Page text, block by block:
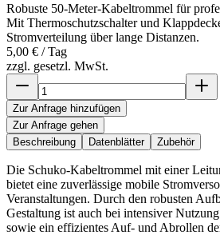
Robuste 50-Meter-Kabeltrommel für
Mit Thermoschutzschalter und
Stromverteilung über lange Distanzen.
5,00 € / Tag
zzgl. gesetzl. MwSt.
Zur Anfrage hinzufügen
Zur Anfrage gehen
Beschreibung
Datenblätter Zubehör
Die Schuko-Kabeltrommel mit einer
bietet eine zuverlässige mobile
Veranstaltungen. Durch den robusten
Gestaltung ist auch bei intensiver
sowie ein effizientes Auf- und Abrollen